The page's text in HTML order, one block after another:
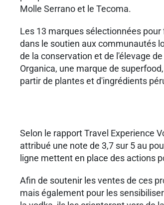
Molle Serrano et le Tecoma.
Les 13 marques sélectionnées
dans le soutien aux communautés
de la conservation et de l'élevage
Organica, une marque de
partir de plantes et d'ingrédients
Selon le rapport Travel Experience
attribué une note de 3,7 sur 5 au
ligne mettent en place des actions
Afin de soutenir les ventes de ces
mais également pour les